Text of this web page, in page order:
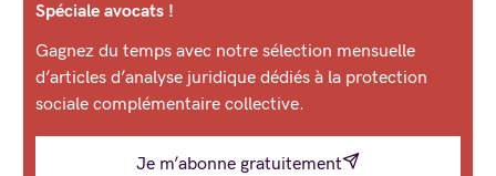
Spéciale avocats !
Gagnez du temps avec notre sélection mensuelle
d’articles d’analyse juridique dédiés à la protection
sociale complémentaire collective.
Je m’abonne gratuitement